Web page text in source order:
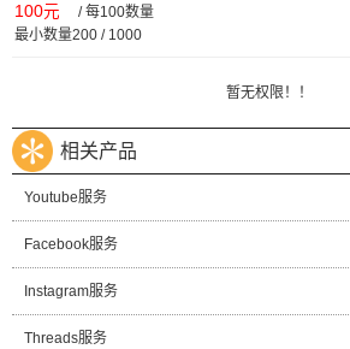
100元 /每100数量
最小数量200 / 1000
暂无权限！！
相关产品
Youtube服务
Facebook服务
Instagram服务
Threads服务